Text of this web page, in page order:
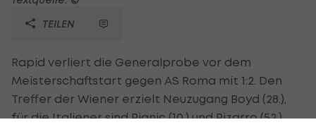
TEILEN
Rapid verliert die Generalprobe vor dem
Meisterschaftstart gegen AS Roma mit 1:2. Den
Treffer der Wiener erzielt Neuzugang Boyd (28.),
für die Italiener sind Pjanic (10.) und Pizarro (52.)